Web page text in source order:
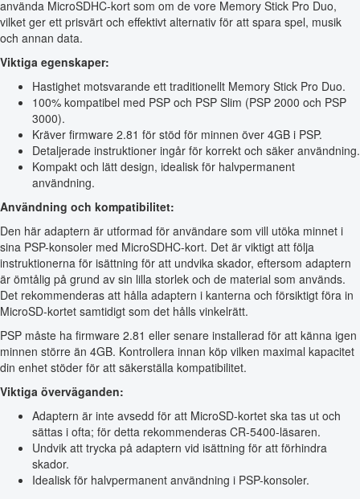
använda MicroSDHC-kort som om de vore Memory Stick Pro Duo,
vilket ger ett prisvärt och effektivt alternativ för att spara spel, musik
och annan data.
Viktiga egenskaper:
Hastighet motsvarande ett traditionellt Memory Stick Pro Duo.
100% kompatibel med PSP och PSP Slim (PSP 2000 och PSP
3000).
Kräver firmware 2.81 för stöd för minnen över 4GB i PSP.
Detaljerade instruktioner ingår för korrekt och säker användning.
Kompakt och lätt design, idealisk för halvpermanent
användning.
Användning och kompatibilitet:
Den här adaptern är utformad för användare som vill utöka minnet i
sina PSP-konsoler med MicroSDHC-kort. Det är viktigt att följa
instruktionerna för isättning för att undvika skador, eftersom adaptern
är ömtålig på grund av sin lilla storlek och de material som används.
Det rekommenderas att hålla adaptern i kanterna och försiktigt föra in
MicroSD-kortet samtidigt som det hålls vinkelrätt.
PSP måste ha firmware 2.81 eller senare installerad för att känna igen
minnen större än 4GB. Kontrollera innan köp vilken maximal kapacitet
din enhet stöder för att säkerställa kompatibilitet.
Viktiga överväganden:
Adaptern är inte avsedd för att MicroSD-kortet ska tas ut och
sättas i ofta; för detta rekommenderas CR-5400-läsaren.
Undvik att trycka på adaptern vid isättning för att förhindra
skador.
Idealisk för halvpermanent användning i PSP-konsoler.